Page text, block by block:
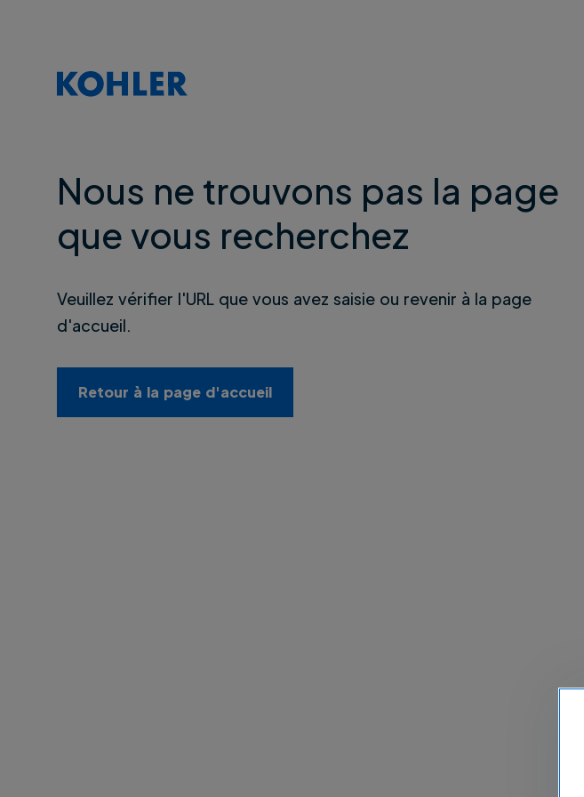
Nous ne trouvons pas la page
que vous recherchez
Veuillez vérifier l'URL que vous avez saisie ou revenir à la page
d'accueil.
Retour à la page d'accueil